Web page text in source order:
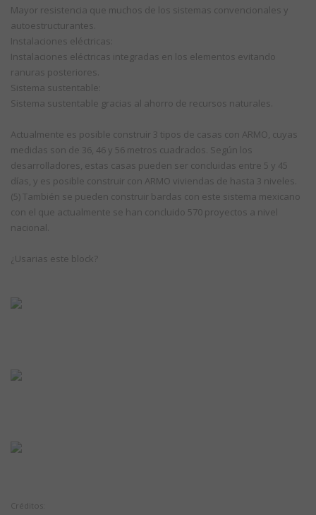
Mayor resistencia que muchos de los sistemas convencionales y
autoestructurantes.
Instalaciones eléctricas:
Instalaciones eléctricas integradas en los elementos evitando
ranuras posteriores.
Sistema sustentable:
Sistema sustentable gracias al ahorro de recursos naturales.
Actualmente es posible construir 3 tipos de casas con ARMO, cuyas
medidas son de 36, 46 y 56 metros cuadrados. Según los
desarrolladores, estas casas pueden ser concluidas entre 5 y 45
días, y es posible construir con ARMO viviendas de hasta 3 niveles.
(5) También se pueden construir bardas con este sistema mexicano
con el que actualmente se han concluido 570 proyectos a nivel
nacional.
¿Usarias este block?
Créditos: